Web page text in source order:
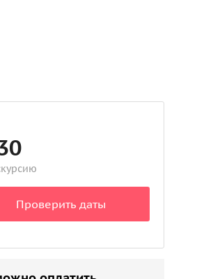
Проверить даты